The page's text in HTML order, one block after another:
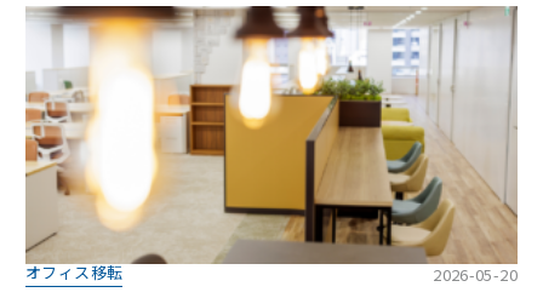
オフィス移転 2026-05-20